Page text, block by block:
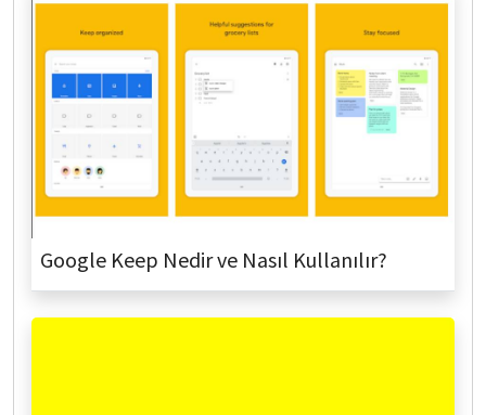
Google Keep Nedir ve Nasıl Kullanılır?